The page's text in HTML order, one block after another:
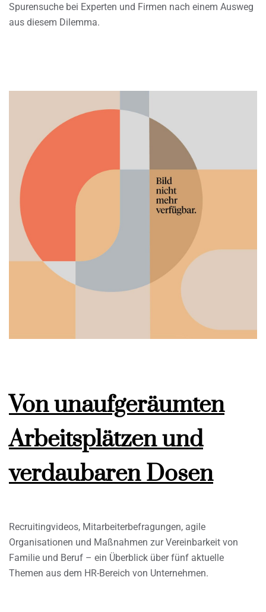
Spurensuche bei Experten und Firmen nach einem Ausweg
aus diesem Dilemma.
Von unaufgeräumten
Arbeitsplätzen und
verdaubaren Dosen
Recruitingvideos, Mitarbeiterbefragungen, agile
Organisationen und Maßnahmen zur Vereinbarkeit von
Familie und Beruf – ein Überblick über fünf aktuelle
Themen aus dem HR-Bereich von Unternehmen.